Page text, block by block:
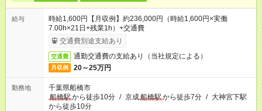
給与
時給1,600円【月収例】約236,000円（時給1,600円×実働
7.00h×21日+残業1h）+交通費
交通費別途支給あり
交通費 通勤交通費の支給あり（当社規定による）
月収例 20～25万円
勤務地
千葉県船橋市
船橋駅から徒歩10分 / 京成船橋駅から徒歩7分 / 大神宮下駅
から徒歩10分